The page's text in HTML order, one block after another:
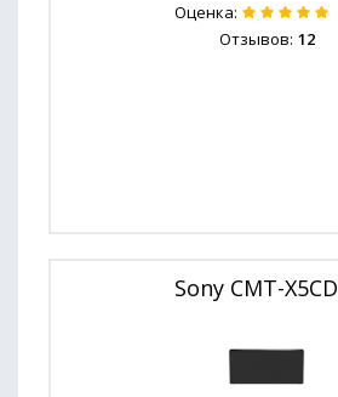
Оценка:
Отзывов: 12
Sony CMT-X5CD